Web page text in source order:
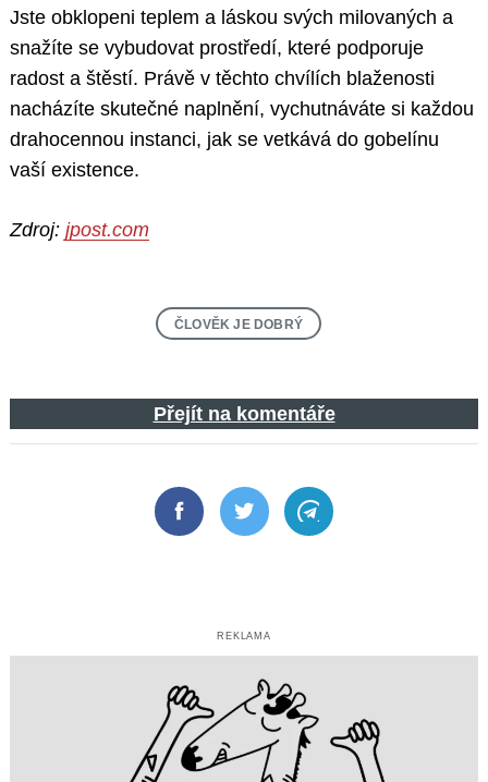
Jste obklopeni teplem a láskou svých milovaných a
snažíte se vybudovat prostředí, které podporuje
radost a štěstí. Právě v těchto chvílích blaženosti
nacházíte skutečné naplnění, vychutnáváte si každou
drahocennou instanci, jak se vetkává do gobelínu
vaší existence.
Zdroj: jpost.com
ČLOVĚK JE DOBRÝ
Přejít na komentáře
FacebookTwitter Telegram
REKLAMA